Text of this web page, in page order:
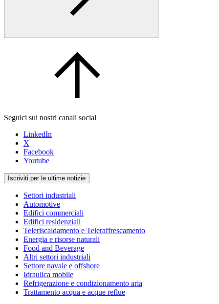
Seguici sui nostri canali social
LinkedIn
X
Facebook
Youtube
Iscriviti per le ultime notizie
Settori industriali
Automotive
Edifici commerciali
Edifici residenziali
Teleriscaldamento e Teleraffrescamento
Energia e risorse naturali
Food and Beverage
Altri settori industriali
Settore navale e offshore
Idraulica mobile
Refrigerazione e condizionamento aria
Trattamento acqua e acque reflue